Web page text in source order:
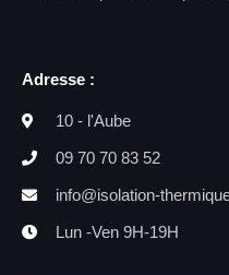
Adresse :
10 - l'Aube
09 70 70 83 52
info@isolation-
Lun -Ven 9H-19H